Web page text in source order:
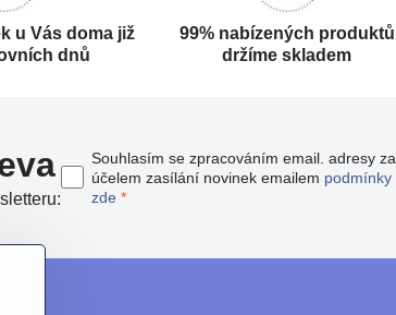
u Vás doma již
dnů
99% nabízených produktů
držíme skladem
Souhlasím se zpracováním email. adresy za
účelem zasílání novinek emailem podmínky
zde *